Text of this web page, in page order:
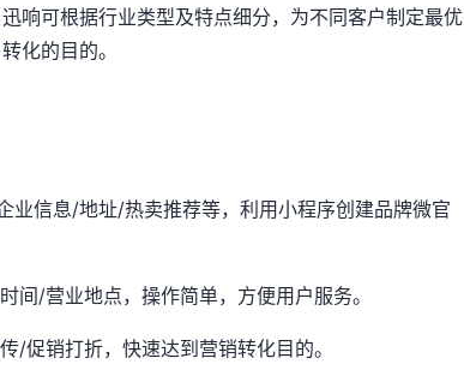
响可根据行业类型及特点细分，为不同客户制定最优
化的目的。
业信息/地址/热卖推荐等，利用小程序创建品牌微官
间/营业地点，操作简单，方便用户服务。
/促销打折，快速达到营销转化目的。